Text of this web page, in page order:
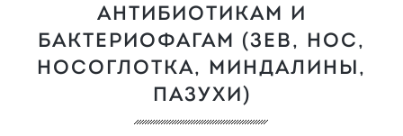
АНТИБИОТИКАМ И
БАКТЕРИОФАГАМ (ЗЕВ, НОС,
НОСОГЛОТКА, МИНДАЛИНЫ,
ПАЗУХИ)